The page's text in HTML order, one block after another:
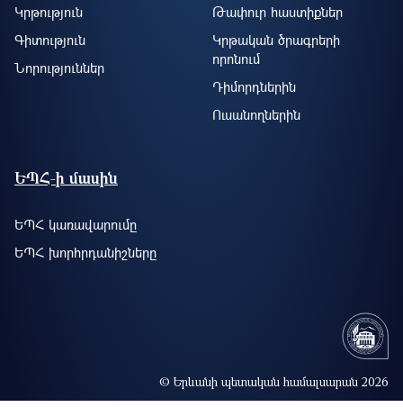
Կրթություն
Գիտություն
Նորություններ
Թափուր հաստիքներ
Կրթական ծրագրերի
որոնում
Դիմորդներին
Ուսանողներին
ԵՊՀ-ի մասին
ԵՊՀ կառավարումը
ԵՊՀ խորհրդանիշները
© Երևանի պետական համալսարան 2026